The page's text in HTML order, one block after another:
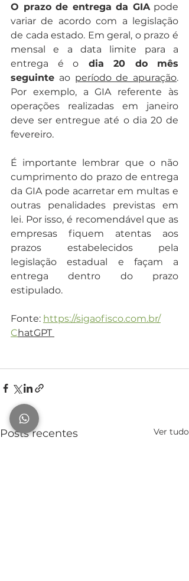
O prazo de entrega da GIA pode
variar de acordo com a legislação
de cada estado. Em geral, o prazo é
mensal e a data limite para a
entrega é o dia 20 do mês
seguinte ao período de apuração.
Por exemplo, a GIA referente às
operações realizadas em janeiro
deve ser entregue até o dia 20 de
fevereiro.
É importante lembrar que o não
cumprimento do prazo de entrega
da GIA pode acarretar em multas e
outras penalidades previstas em
lei. Por isso, é recomendável que as
empresas fiquem atentas aos
prazos estabelecidos pela
legislação estadual e façam a
entrega dentro do prazo
estipulado.
Fonte: https://sigaofisco.com.br/
ChatGPT
Posts recentes Ver tudo